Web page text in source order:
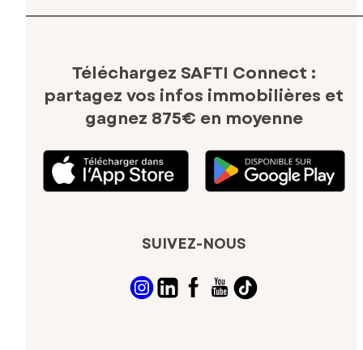
Téléchargez SAFTI Connect :
partagez vos infos immobilières et
gagnez 875€ en moyenne
SUIVEZ-NOUS